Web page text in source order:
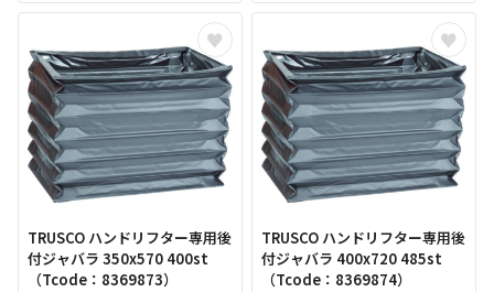
TRUSCO ハンドリフター専用後
付ジャバラ 350x570 400st
（Tcode：8369873）
TRUSCO ハンドリフター専用後
付ジャバラ 400x720 485st
（Tcode：8369874）